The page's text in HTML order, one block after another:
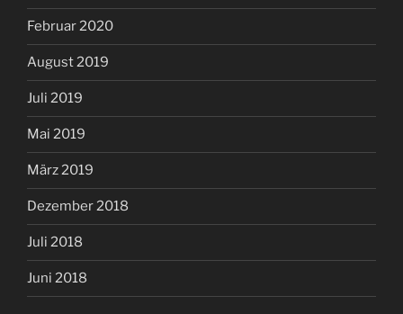
Februar 2020
August 2019
Juli 2019
Mai 2019
März 2019
Dezember 2018
Juli 2018
Juni 2018